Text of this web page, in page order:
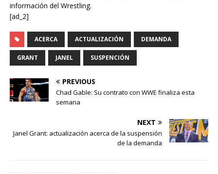
información del Wrestling.
[ad_2]
ACERCA ACTUALIZACIÓN DEMANDA
GRANT JANEL SUSPENCIÓN
PREVIOUS
Chad Gable: Su contrato con WWE finaliza esta
semana
NEXT
Janel Grant: actualización acerca de la suspensión
de la demanda